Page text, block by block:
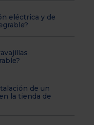
eléctrica y de
de un
la tienda de